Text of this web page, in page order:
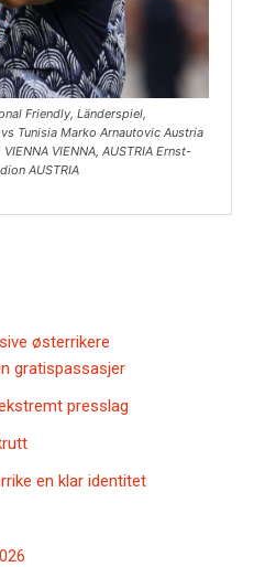
Friendly, Länderspiel,
Tunisia Marko Arnautovic Austria
VIENNA, AUSTRIA Ernst-
AUSTRIA
østerrikere
gratispassasjer
presslag
en klar identitet